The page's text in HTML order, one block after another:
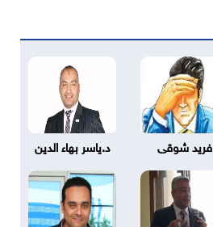
فريد شوقى د.ياسر بهاء الدين